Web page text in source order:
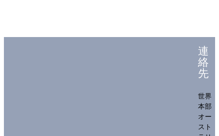
連
絡
先
世界
本部
オー
スト